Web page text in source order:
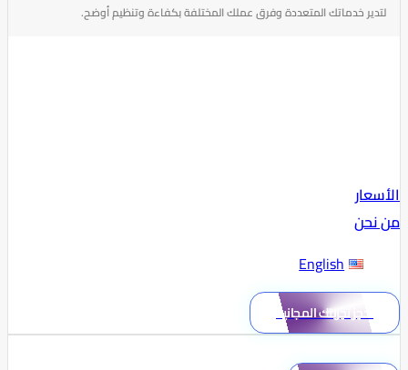
لتدير خدماتك المتعددة وفرق عملك المختلفة بكفاءة وتنظيم أوضح.
الأسعار
من نحن
English
احجز تجربتك المجانية